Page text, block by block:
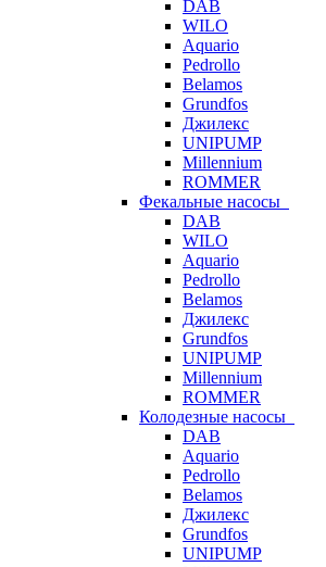
DAB
WILO
Aquario
Pedrollo
Belamos
Grundfos
Джилекс
UNIPUMP
Millennium
ROMMER
Фекальные насосы
DAB
WILO
Aquario
Pedrollo
Belamos
Джилекс
Grundfos
UNIPUMP
Millennium
ROMMER
Колодезные насосы
DAB
Aquario
Pedrollo
Belamos
Джилекс
Grundfos
UNIPUMP